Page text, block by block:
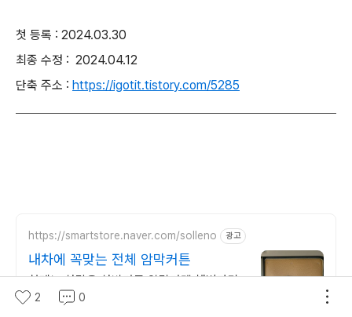
첫 등록 : 2024.03.30
최종 수정 : 2024.04.12
단축 주소 : https://igotit.tistory.com/5285
https://smartstore.naver.com/solleno 광고
내차에 꼭맞는 전체 암막커튼
설레노 차량용 차박커튼 암막커텐 햇빛가리
개 차종별
2 0